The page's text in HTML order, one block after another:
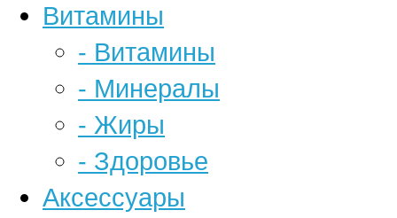
Витамины
- Витамины
- Минералы
- Жиры
- Здоровье
Аксессуары